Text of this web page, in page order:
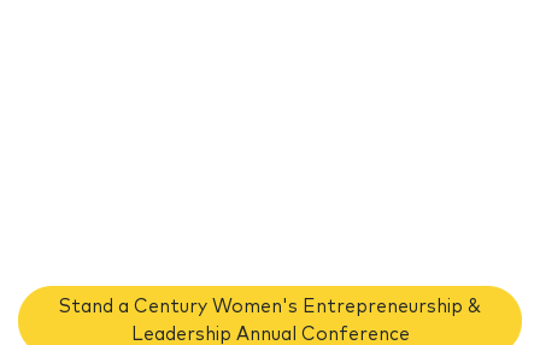
Stand a Century Women's Entrepreneurship &
Leadership Annual Conference